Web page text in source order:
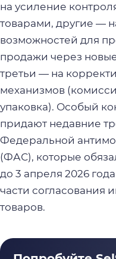
на усиление
товарами, другие —
возможностей для
продажи через
третьи — на
механизмов
упаковка). Особый
придают недавние
Федеральной
(ФАС), которые
до 3 апреля 2026
части согласования
товаров.